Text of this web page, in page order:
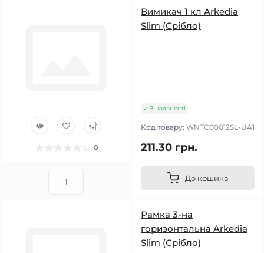
0
Вимикач 1 кл Arkedia
Slim (Срібло)
В наявності
Код товару: WNTC00012SL-UA1
211.30 грн.
До кошика
Рамка 3-на
горизонтальна Arkedia
Slim (Срібло)